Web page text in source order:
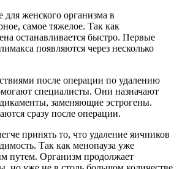
женского организма в
самое тяжелое. Так как
останавливается быстро. Первые
появляются через несколько
после операции по удалению
специалисты. Они назначают
заменяющие эстрогены.
сразу после операции.
принять то, что удаление яичников
Так как менопауза уже
путем. Организм продолжает